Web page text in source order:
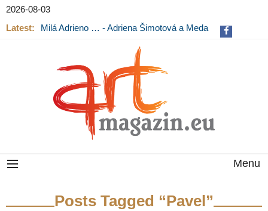
2026-08-03
Latest:
Milá Adrieno … - Adriena Šimotová a Meda
Menu
Posts Tagged “Pavel”